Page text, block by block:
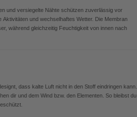
und versiegelte Nähte schützen zuverlässig vor
Aktivitäten und wechselhaftes Wetter. Die Membran
während gleichzeitig Feuchtigkeit von innen nach
dass kalte Luft nicht in den Stoff eindringen kann.
dir und dem Wind bzw. den Elementen. So bleibst du